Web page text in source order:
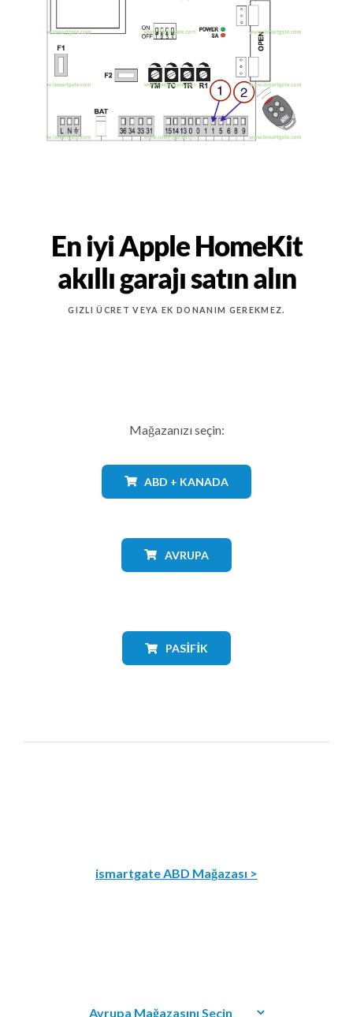
En iyi Apple HomeKit
akıllı garajı satın alın
GIZLI ÜCRET VEYA EK DONANIM GEREKMEZ.
Mağazanızı seçin:
ABD + KANADA
AVRUPA
PASIFIK
ismartgate ABD Mağazası >